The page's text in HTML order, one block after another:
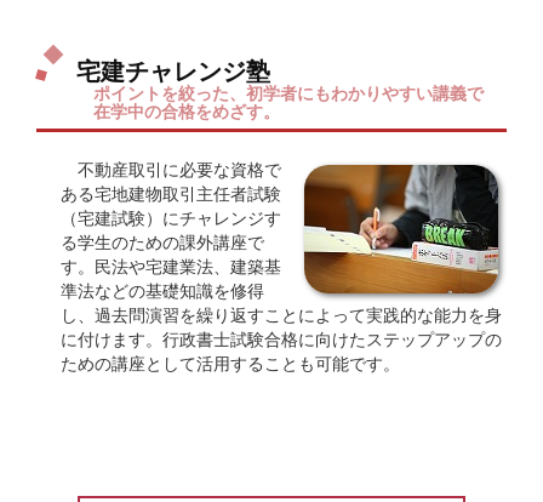
宅建チャレンジ塾
ポイントを絞った、初学者にもわかりやすい講義で
在学中の合格をめざす。
不動産取引に必要な資格で
ある宅地建物取引主任者試験
（宅建試験）にチャレンジす
る学生のための課外講座で
す。民法や宅建業法、建築基
準法などの基礎知識を修得
し、過去問演習を繰り返すことによって実践的な能力を身
に付けます。行政書士試験合格に向けたステップアップの
ための講座として活用することも可能です。